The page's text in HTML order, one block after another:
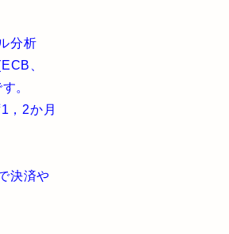
分析
、
。
，2か月
決済や